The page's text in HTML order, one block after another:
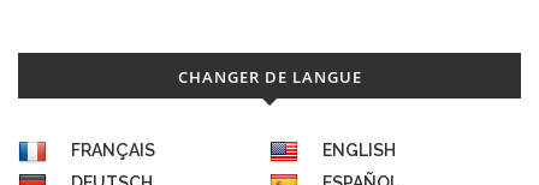
CHANGER DE LANGUE
FRANÇAIS
ENGLISH